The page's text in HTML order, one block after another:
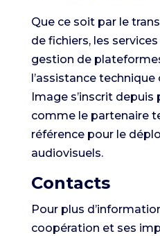
Que ce soit par le
de fichiers, les
gestion de
l’assistance
Image s’inscrit depuis
comme le partenaire
référence pour le
audiovisuels.
Contacts
Pour plus
coopération et ses